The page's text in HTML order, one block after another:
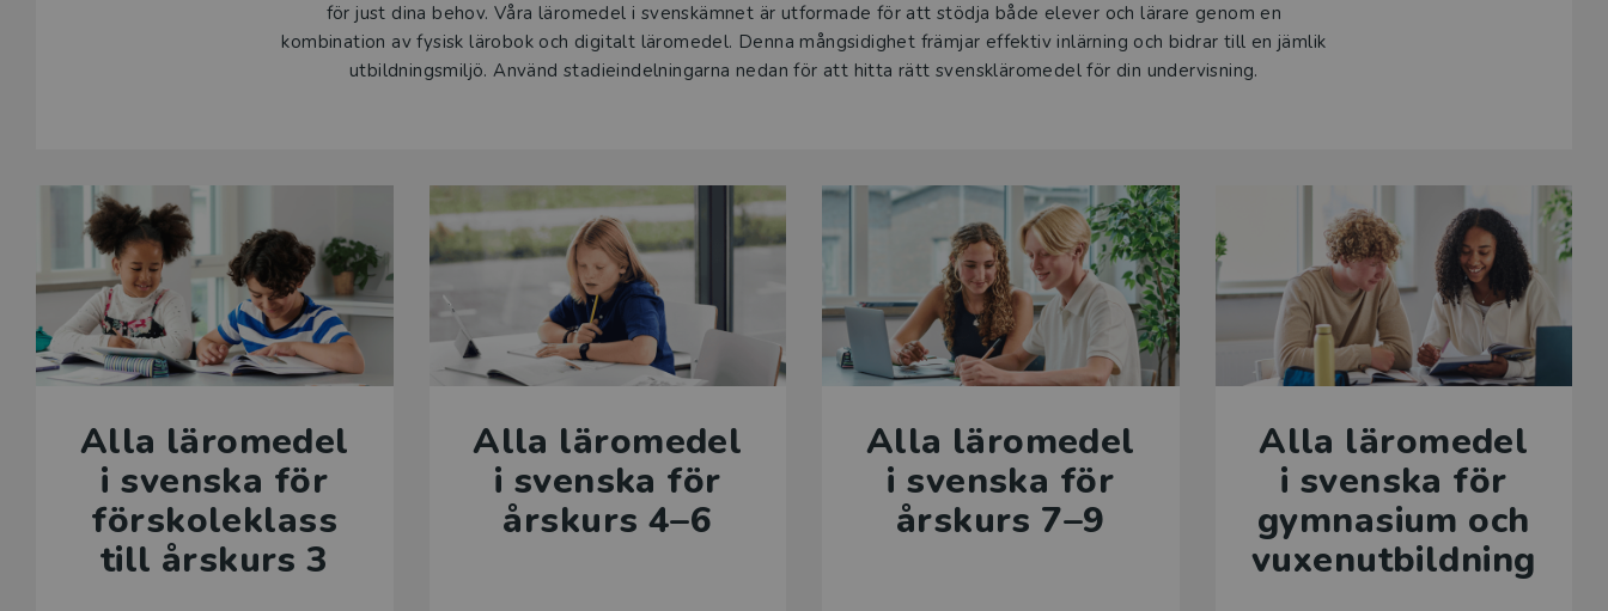
för just dina behov. Våra läromedel i svenskämnet är utformade för att stödja både elever och lärare genom en
kombination av fysisk lärobok och digitalt läromedel. Denna mångsidighet främjar effektiv inlärning och bidrar till en jämlik
utbildningsmiljö. Använd stadieindelningarna nedan för att hitta rätt svenskläromedel för din undervisning.
Alla läromedel
i svenska för
förskoleklass
till årskurs 3
Alla läromedel
i svenska för
årskurs 4–6
Alla läromedel
i svenska för
årskurs 7–9
Alla läromedel
i svenska för
gymnasium och
vuxenutbildning